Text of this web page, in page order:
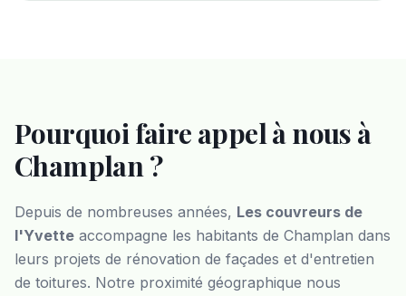
Pourquoi faire appel à nous à
Champlan?
Depuis de nombreuses années, Les couvreurs de
l'Yvette accompagne les habitants de Champlan dans
leurs projets de rénovation de façades et d'entretien
de toitures. Notre proximité géographique nous